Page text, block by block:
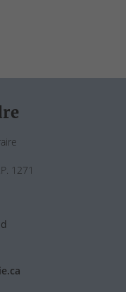
1271